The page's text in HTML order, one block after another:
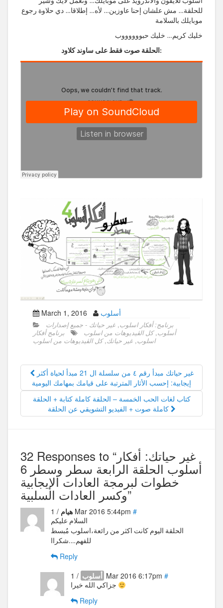
للحلقة… مش علشان إحنا عاوزين… لأه… إطلاقا… دي حلاوة رجوع
موبايلك بالسلامة
خليك كريم… خليك حبووووووب
الحلقة صوت فقط على ساوند كلاود:
March 1, 2016 أسلوب
برنامج: أفكار اسلوب, غير حياتك - جميع إصدارات
أسلوب,كل الڤيديوهات من اسلوب
برنامج أفكار
اسلوب, غير حياتك,كل الڤيديوهات من اسلوب
غير حياتك مبدأ رقم ٤ من سلسلة ال 21 مبدأ لحياة أكثر
إيجابية: إحسب الأثار المترتبة على قيامك بمهامك اليومية
كتاب‬ ‏لغات‬ ‫‏الحب‬ ‫‏الخمسة‬ – الحلقة كاملة كتابة + الحلقة
كاملة صوت + الفيديو التشويقي عن الحلقة
32 Responses to “غير حياتك: أفكار
أسلوب الحلقة الرابعة سطر وسطر 6
خطوات لبرمجة العادات الإيجابية
وكسر العادات السلبية”
هيام / 1 Mar 2016 5:44pm #
السلام عليكم
الحلقة اليوم كانت اكثر من رائعة،اسلوب مُبسط
للفهم….شكراا
Reply
أسلوب / 1 Mar 2016 6:17pm #
Reply